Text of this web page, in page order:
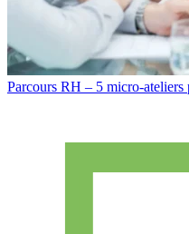
Parcours RH – 5 micro-